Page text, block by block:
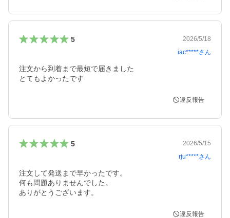
5
2026/5/18
iac*****さん
注文から到着まで最短で届きました
とてもよかったです
違反報告
5
2026/5/15
rju*****さん
注文して発送まで早かったです。
何も問題ありませんでした。
ありがとうございます。
違反報告